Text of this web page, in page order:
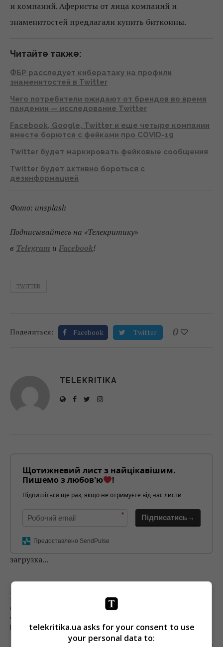
и компаний. Аферисты от лица компаний и
знаменитостей предлагали купить биткоины.
Читайте также:
ФБР расследует кибератаку на профили
знаменитостей в Twitter
Чего потребители ожидают от брендов во время
пандемии — исследование Twitter
Facebook, Google, Twitter и еще четыре компании
вместе борются с фейками про COVID-19
Twitter будет маркировать фейковые сообщения
Twitter будет активно бороться с
дезинформацией
Фото: unsplash
Подписывайтесь на «Телекритику»
в Telegram и Facebook!
TWITTER
Поделиться: Facebook Twitter 0
TELEKRITIKA
Щотижневий лист з найцікавішим.
Пишемо з любов'ю
!
Підпишіться ще раз, якщо не отримуєте від нас листи
* Підписатись→
Предоставлено SendPulse
загрузка...
Предыдущий пост
СОВЕТ ПО ГОСПОДДЕРЖКЕ КИНЕМАТОГРАФИИ
СООБЩИЛ, ЧТО НЕ ПОЛУЧАЕТ СТИПЕНДИИ ОТ
ГОСКИНО
telekritika.ua asks for your consent to use
your personal data to: